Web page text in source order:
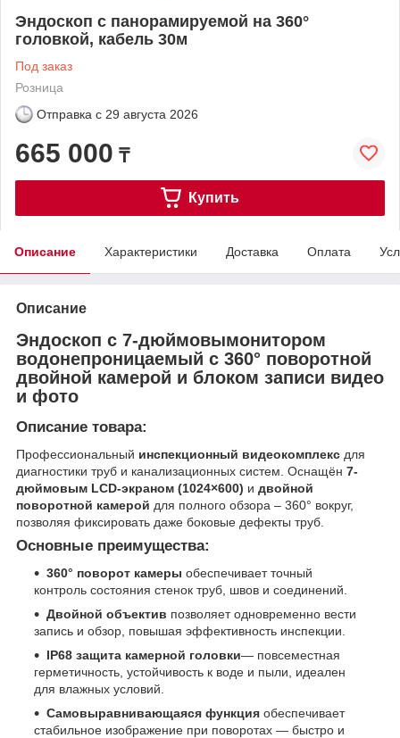
Эндоскоп с панорамируемой на 360°
головкой, кабель 30м
Под заказ
Розница
Отправка с 29 августа 2026
665 000 ₸
Купить
Описание Характеристики Доставка Оплата
Описание
Эндоскоп с 7-дюймовымонитором
водонепроницаемый с 360° поворотной
двойной камерой и блоком записи видео
и фото
Описание товара:
Профессиональный инспекционный видеокомплекс для
диагностики труб и канализационных систем. Оснащён 7-
дюймовым LCD-экраном (1024×600) и двойной
поворотной камерой для полного обзора – 360° вокруг,
позволяя фиксировать даже боковые дефекты труб.
Основные преимущества:
360° поворот камеры обеспечивает точный
контроль состояния стенок труб, швов и соединений.
Двойной объектив позволяет одновременно вести
запись и обзор, повышая эффективность инспекции.
IP68 защита камерной головки— повсеместная
герметичность, устойчивость к воде и пыли, идеален
для влажных условий.
Самовыравнивающаяся функция обеспечивает
стабильное изображение при поворотах — быстро и